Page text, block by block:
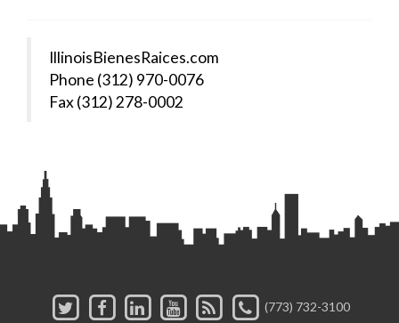
IllinoisBienesRaices.com
Phone (312) 970-0076
Fax (312) 278-0002
(773) 732-3100